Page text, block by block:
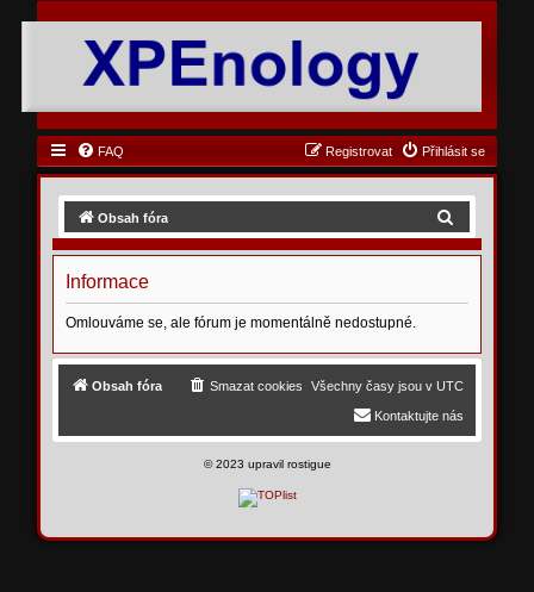
FAQ Přihlásit se
Registrovat
Obsah fóra
d
t
Informace
Omlouváme se, ale fórum je momentálně nedostupné.
Obsah fóra Všechny časy jsou v UTC
Smazat cookies
Kontaktujte nás
©2023 upravil rostigue